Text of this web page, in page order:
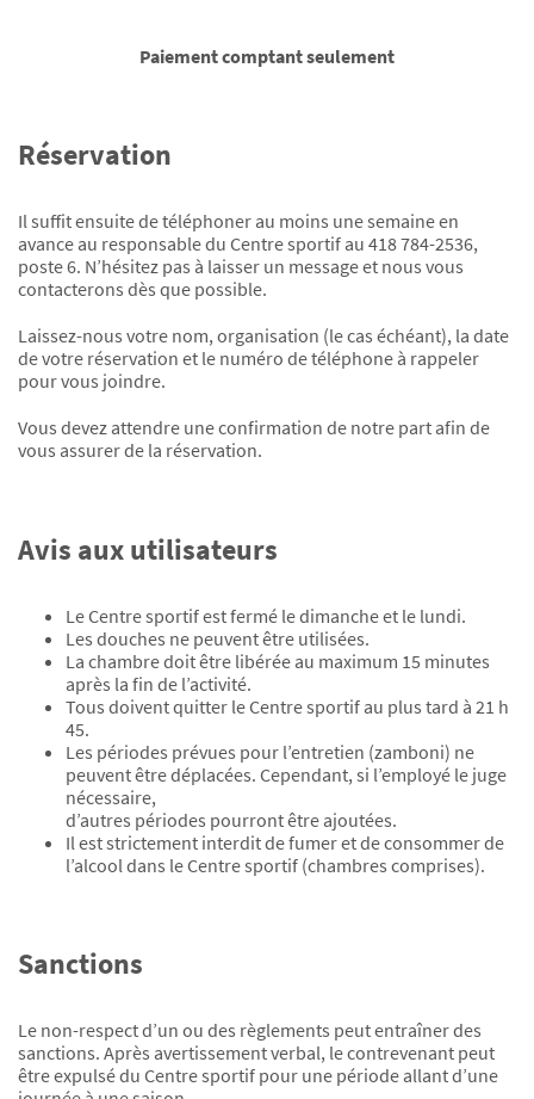
Paiement comptant seulement
Réservation
Il suffit ensuite de téléphoner au moins une semaine en
avance au responsable du Centre sportif au 418 784-2536,
poste 6. N’hésitez pas à laisser un message et nous vous
contacterons dès que possible.
Laissez-nous votre nom, organisation (le cas échéant), la date
de votre réservation et le numéro de téléphone à rappeler
pour vous joindre.
Vous devez attendre une confirmation de notre part afin de
vous assurer de la réservation.
Avis aux utilisateurs
Le Centre sportif est fermé le dimanche et le lundi.
Les douches ne peuvent être utilisées.
La chambre doit être libérée au maximum 15 minutes
après la fin de l’activité.
Tous doivent quitter le Centre sportif au plus tard à 21 h
45.
Les périodes prévues pour l’entretien (zamboni) ne
peuvent être déplacées. Cependant, si l’employé le juge
nécessaire,
d’autres périodes pourront être ajoutées.
Il est strictement interdit de fumer et de consommer de
l’alcool dans le Centre sportif (chambres comprises).
Sanctions
Le non-respect d’un ou des règlements peut entraîner des
sanctions. Après avertissement verbal, le contrevenant peut
être expulsé du Centre sportif pour une période allant d’une